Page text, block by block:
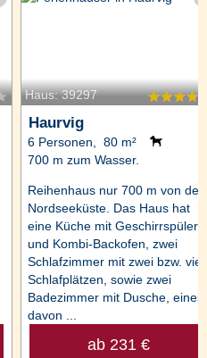
Haus: 39297
Haurvig
6 Personen, 80 m²
700 m zum Wasser.
Reihenhaus nur 700 m von der
Nordseeküste. Das Haus hat
eine Küche mit Geschirrspüler
und Kombi-Backofen, zwei
Schlafzimmer mit zwei bzw. vier
Schlafplätzen, sowie zwei
Badezimmer mit Dusche, eines
davon ...
ab 231 €